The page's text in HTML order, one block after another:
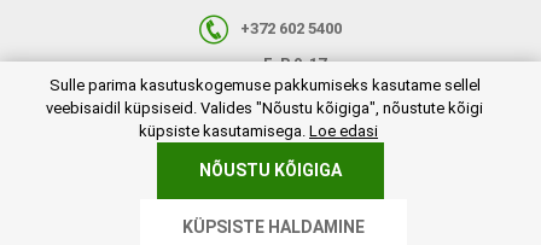
+372 602 5400
E-R 9-17
info@invaru.ee
Powered bynopCommerce
Sulle parima kasutuskogemuse pakkumiseks kasutame sellel
veebisaidil küpsiseid. Valides "Nõustu kõigiga", nõustute kõigi
küpsiste kasutamisega. Loe edasi
NÕUSTU KÕIGIGA
KÜPSISTE HALDAMINE